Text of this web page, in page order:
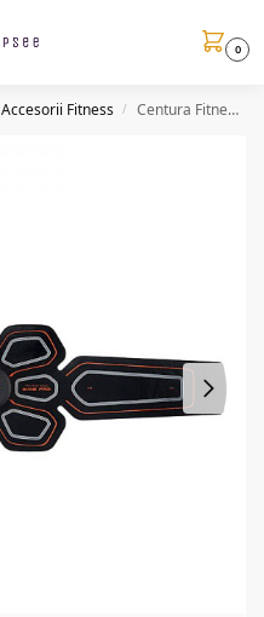
0
Accesorii Fitness / Centura Fitness Goid Tin, EMS, 10 trepte, 6 programe